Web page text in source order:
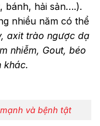
bánh, hải sản….).
nhiều năm có thể
axit trào ngược dạ
nhiễm, Gout, béo
khác.
và bệnh tật